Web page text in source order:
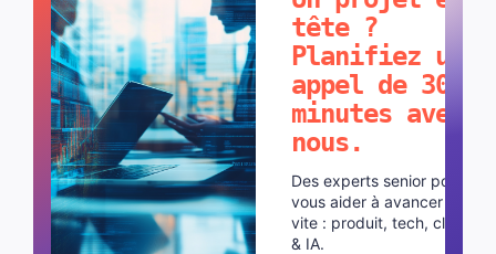
tête ?
Planifiez un
appel de 30
minutes avec
nous.
Des experts senior pour
vous aider à avancer plus
vite : produit, tech, cloud
& IA.